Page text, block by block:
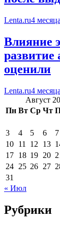
Lenta.ru4
Влияние
развитие
оценили
Lenta.ru4
Август
Пн Вт Ср Чт
3
4 5 6 7
10 11 12 13
17 18 19 20
24 25 26 27
31
« Июл
Рубрики